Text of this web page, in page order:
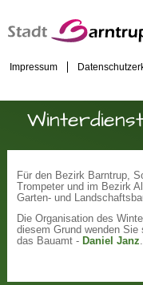
Impressum
Winterdienst
Für den Bezirk Barntrup,
Trompeter und im Bezirk
Garten- und
Die Organisation des
diesem Grund wenden
das Bauamt - Daniel Janz.